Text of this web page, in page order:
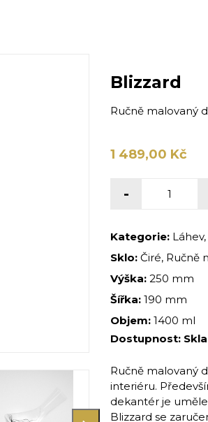
Blizzard
Ručně malovaný
1 489,00 Kč
-
Kategorie:
Sklo: Čiré, Ručně
Výška: 250 mm
Šířka: 190 mm
Objem: 1400 ml
Dostupnost:
Ručně malovaný
interiéru.
dekantér je
Blizzard se